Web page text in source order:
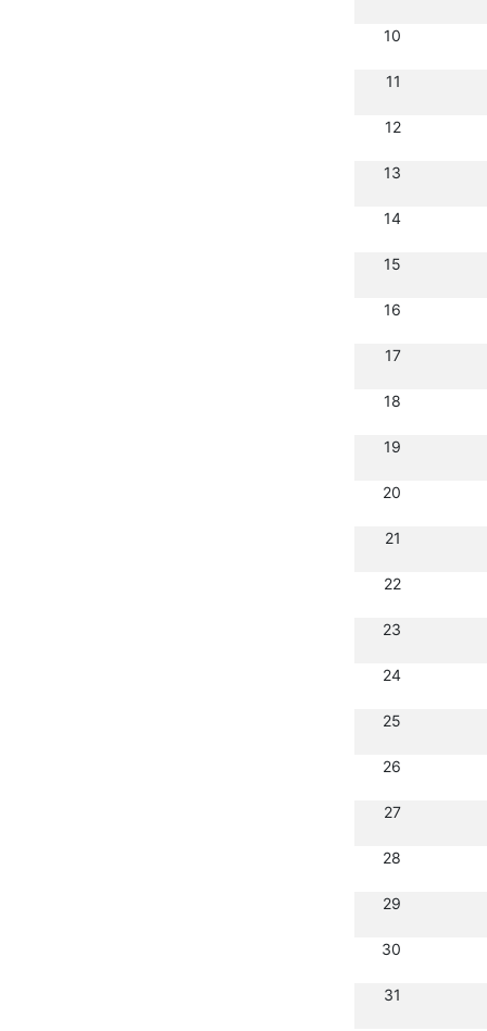
10
11
12
13
14
15
16
17
18
19
20
21
22
23
24
25
26
27
28
29
30
31